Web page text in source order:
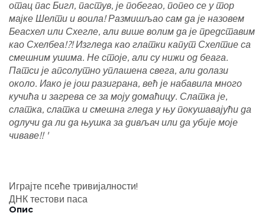
отац пас Бигл, пастув, је побегао, попео се у тор
мајке Шелти и воила! Размишљао сам да је назовем
Беасхел или Схегле, али више волим да је представим
као Схелбеа!?! Изгледа као глатки капут Схелтие са
смешним ушима. Не стоје, али су нижи од беага.
Патси је апсолутно уплашена свега, али долази
около. Иако је још разиграна, већ је набавила много
кучића и загрева се за моју домаћицу. Слатка је,
слатка, слатка и смешна гледа у њу покушавајући да
одлучи да ли да њушка за дивљач или да убије моје
чиваве!! '
Играјте псеће тривијалности!
ДНК тестови паса
Опис